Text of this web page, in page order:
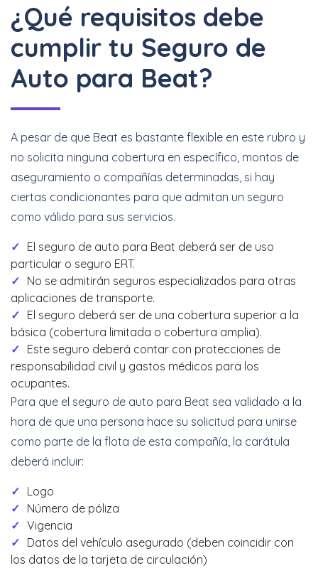
¿Qué requisitos debe
cumplir tu Seguro de
Auto para Beat?
A pesar de que Beat es bastante flexible en este rubro y
no solicita ninguna cobertura en específico, montos de
aseguramiento o compañías determinadas, si hay
ciertas condicionantes para que admitan un seguro
como válido para sus servicios.
El seguro de auto para Beat deberá ser de uso
particular o seguro ERT.
No se admitirán seguros especializados para otras
aplicaciones de transporte.
El seguro deberá ser de una cobertura superior a la
básica (cobertura limitada o cobertura amplia).
Este seguro deberá contar con protecciones de
responsabilidad civil y gastos médicos para los
ocupantes.
Para que el seguro de auto para Beat sea validado a la
hora de que una persona hace su solicitud para unirse
como parte de la flota de esta compañía, la carátula
deberá incluir:
Logo
Número de póliza
Vigencia
Datos del vehículo asegurado (deben coincidir con
los datos de la tarjeta de circulación)